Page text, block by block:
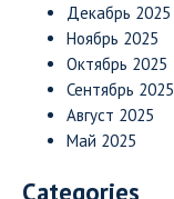
Декабрь 2025
Ноябрь 2025
Октябрь 2025
Сентябрь 2025
Август 2025
Май 2025
Categories